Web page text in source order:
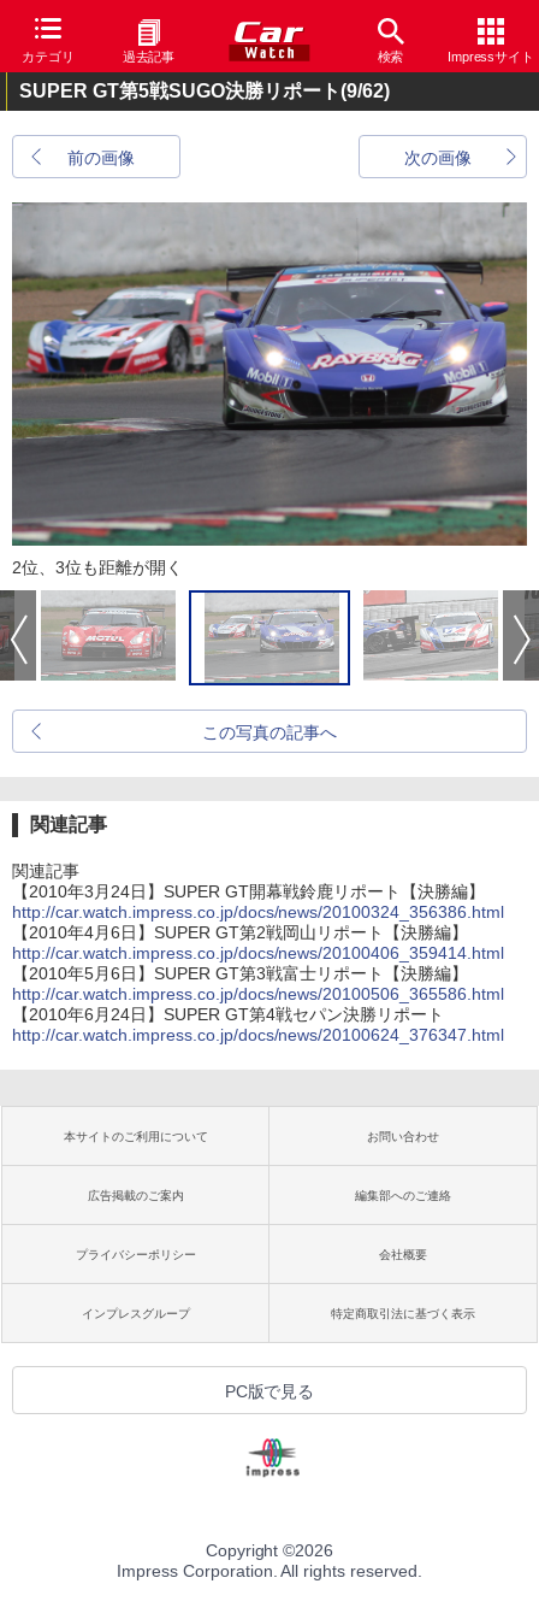
カテゴリ 過去記事 検索 Impressサイト
SUPER GT第5戦SUGO決勝リポート(9/62)
前の画像 次の画像
2位、3位も距離が開く
この写真の記事へ
関連記事
関連記事
【2010年3月24日】SUPER GT開幕戦鈴鹿リポート【決勝編】
http://car.watch.impress.co.jp/docs/news/20100324_356386.html
【2010年4月6日】SUPER GT第2戦岡山リポート【決勝編】
http://car.watch.impress.co.jp/docs/news/20100406_359414.html
【2010年5月6日】SUPER GT第3戦富士リポート【決勝編】
http://car.watch.impress.co.jp/docs/news/20100506_365586.html
【2010年6月24日】SUPER GT第4戦セパン決勝リポート
http://car.watch.impress.co.jp/docs/news/20100624_376347.html
本サイトのご利用について お問い合わせ
広告掲載のご案内 編集部へのご連絡
プライバシーポリシー 会社概要
インプレスグループ 特定商取引法に基づく表示
PC版で見る
Copyright ©2026
Impress Corporation. All rights reserved.